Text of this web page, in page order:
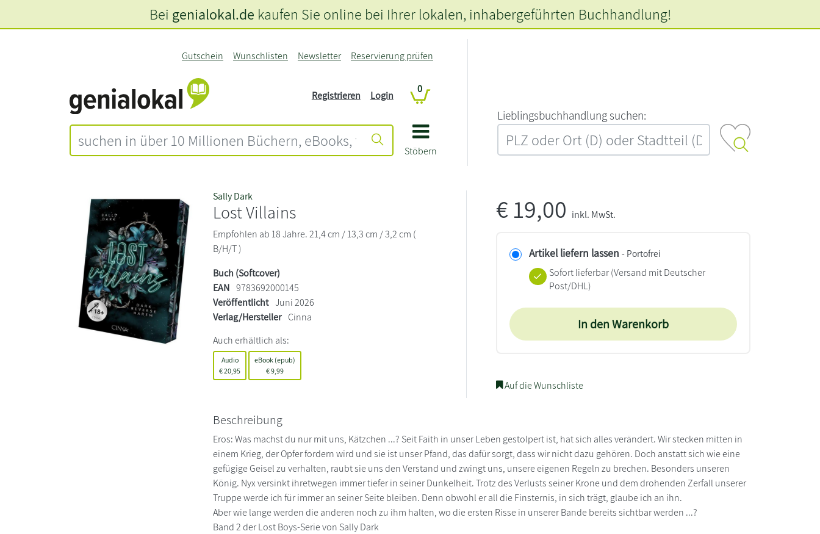
Stöbern
Gutschein Wunschlisten Newsletter Reservierung prüfen
Registrieren Login
0
L‍i‍e‍b‍l‍i‍n‍g‍s‍b‍u‍c‍h‍h‍a‍n‍d‍l‍u‍n‍g‍ ‍s‍u‍c‍h‍e‍n‍:‍
Bei genialokal.de kaufen Sie online bei Ihrer lokalen, inhabergeführten Buchhandlung!
Sally Dark
Lost Villains
Empfohlen ab 18 Jahre. 21,4 cm / 13,3 cm / 3,2 cm (
B/H/T )
Buch (Softcover)
EAN 9783692000145
Veröffentlicht Juni 2026
Verlag/Hersteller Cinna
Auch erhältlich als:
Audio
€20,95
eBook (epub)
€9,99
€19,00 inkl. MwSt.
Artikel liefern lassen - Portofrei
Sofort lieferbar(Versand mit Deutscher
Post/DHL)
In den Warenkorb
Auf die Wunschliste
Beschreibung
Eros: Was machst du nur mit uns, Kätzchen ...? Seit Faith in unser Leben gestolpert ist, hat sich alles verändert. Wir stecken mitten in
einem Krieg, der Opfer fordern wird und sie ist unser Pfand, das dafür sorgt, dass wir nicht dazu gehören. Doch anstatt sich wie eine
gefügige Geisel zu verhalten, raubt sie uns den Verstand und zwingt uns, unsere eigenen Regeln zu brechen. Besonders unseren
König. Nyx versinkt ihretwegen immer tiefer in seiner Dunkelheit. Trotz des Verlusts seiner Krone und dem drohenden Zerfall unserer
Truppe werde ich für immer an seiner Seite bleiben. Denn obwohl er all die Finsternis, in sich trägt, glaube ich an ihn.
Aber wie lange werden die anderen noch zu ihm halten, wo die ersten Risse in unserer Bande bereits sichtbar werden ...?
Band 2 der Lost Boys-Serie von Sally Dark